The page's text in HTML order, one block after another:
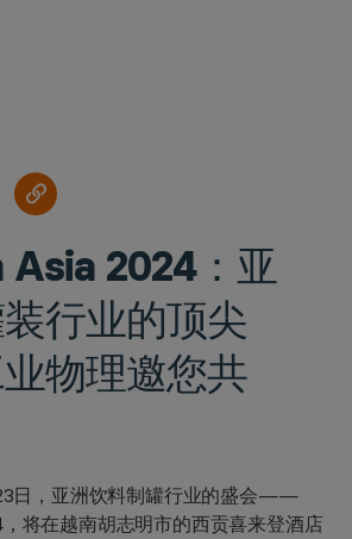
Asia 2024：亚
行业的顶尖
物理邀您共
日，亚洲饮料制罐行业的盛会——
将在越南胡志明市的西贡喜来登酒店